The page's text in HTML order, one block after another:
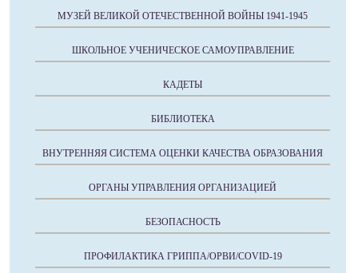
МУЗЕЙ ВЕЛИКОЙ ОТЕЧЕСТВЕННОЙ ВОЙНЫ 1941-1945
ШКОЛЬНОЕ УЧЕНИЧЕСКОЕ САМОУПРАВЛЕНИЕ
КАДЕТЫ
БИБЛИОТЕКА
ВНУТРЕННЯЯ СИСТЕМА ОЦЕНКИ КАЧЕСТВА ОБРАЗОВАНИЯ
ОРГАНЫ УПРАВЛЕНИЯ ОРГАНИЗАЦИЕЙ
БЕЗОПАСНОСТЬ
ПРОФИЛАКТИКА ГРИППА/ОРВИ/COVID-19